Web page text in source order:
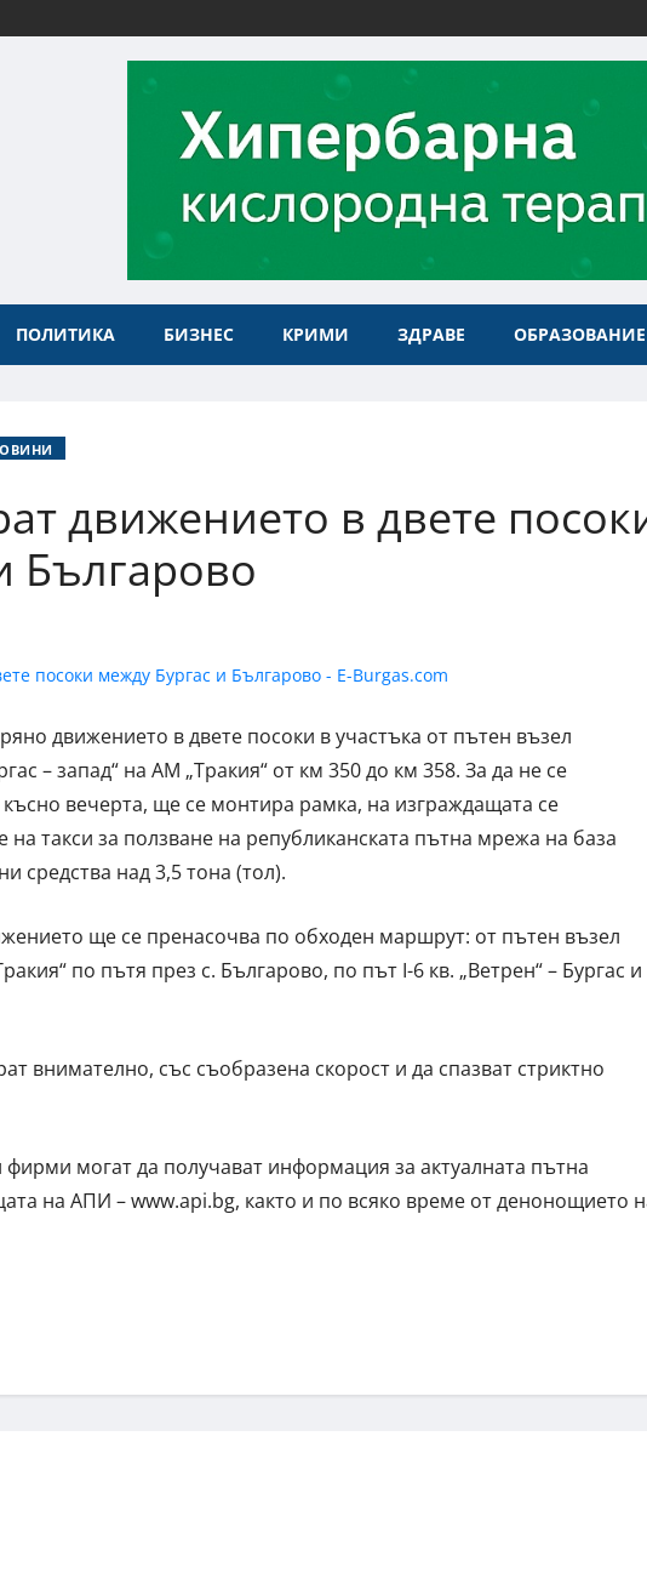
ПОЛИТИКА БИЗНЕС КРИМИ ЗДРАВЕ ОБРАЗОВАНИЕ
движението в двете
Българово
движението в двете посоки в участъка от пътен възел
– запад“ на АМ „Тракия“ от км 350 до км 358. За да не се
вечерта, ще се монтира рамка, на изграждащата се
на такси за ползване на републиканската пътна мрежа на база
средства над 3,5 тона (тол).
ще се пренасочва по обходен маршрут: от пътен възел
по пътя през с. Българово, по път I-6 кв. „Ветрен“ – Бургас и
внимателно, със съобразена скорост и да спазват стриктно
могат да получават информация за актуалната пътна
на АПИ – www.api.bg, както и по всяко време от денонощието